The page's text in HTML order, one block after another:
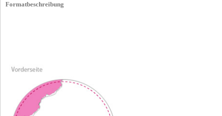
Formatbeschreibung